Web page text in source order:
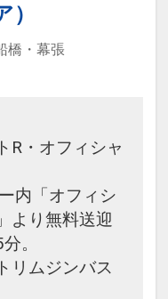
橋・幕張
R・オフィシャ
内「オフィシ
より無料送迎
。
リムジンバス